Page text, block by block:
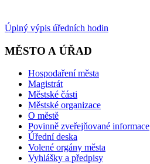
Úplný výpis úředních hodin
MĚSTO A ÚŘAD
Hospodaření města
Magistrát
Městské části
Městské organizace
O městě
Povinně zveřejňované informace
Úřední deska
Volené orgány města
Vyhlášky a předpisy